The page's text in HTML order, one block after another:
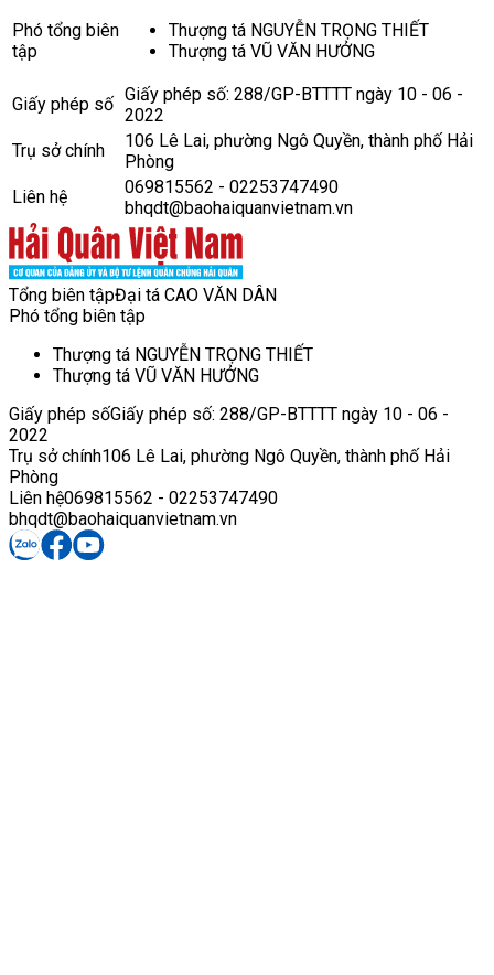
Phó tổng biên
tập
Thượng tá NGUYỄN TRỌNG THIẾT
Thượng tá VŨ VĂN HƯỞNG
Giấy phép số Giấy phép số: 288/GP-BTTTT ngày 10 - 06 -
2022
Trụ sở chính
106 Lê Lai, phường Ngô Quyền, thành phố Hải
Phòng
Liên hệ
069815562 - 02253747490
bhqdt@baohaiquanvietnam.vn
Tổng biên tậpĐại tá CAO VĂN DÂN
Phó tổng biên tập
Thượng tá NGUYỄN TRỌNG THIẾT
Thượng tá VŨ VĂN HƯỞNG
Giấy phép sốGiấy phép số: 288/GP-BTTTT ngày 10 - 06 -
2022
Trụ sở chính106 Lê Lai, phường Ngô Quyền, thành phố Hải
Phòng
Liên hệ069815562 - 02253747490
bhqdt@baohaiquanvietnam.vn